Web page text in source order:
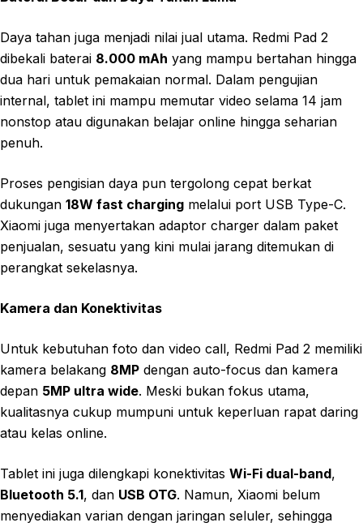
Daya tahan juga menjadi nilai jual utama. Redmi Pad 2
dibekali baterai 8.000 mAh yang mampu bertahan hingga
dua hari untuk pemakaian normal. Dalam pengujian
internal, tablet ini mampu memutar video selama 14 jam
nonstop atau digunakan belajar online hingga seharian
penuh.
Proses pengisian daya pun tergolong cepat berkat
dukungan 18W fast charging melalui port USB Type-C.
Xiaomi juga menyertakan adaptor charger dalam paket
penjualan, sesuatu yang kini mulai jarang ditemukan di
perangkat sekelasnya.
Kamera dan Konektivitas
Untuk kebutuhan foto dan video call, Redmi Pad 2 memiliki
kamera belakang 8MP dengan auto-focus dan kamera
depan 5MP ultra wide. Meski bukan fokus utama,
kualitasnya cukup mumpuni untuk keperluan rapat daring
atau kelas online.
Tablet ini juga dilengkapi konektivitas Wi-Fi dual-band,
Bluetooth 5.1, dan USB OTG. Namun, Xiaomi belum
menyediakan varian dengan jaringan seluler, sehingga